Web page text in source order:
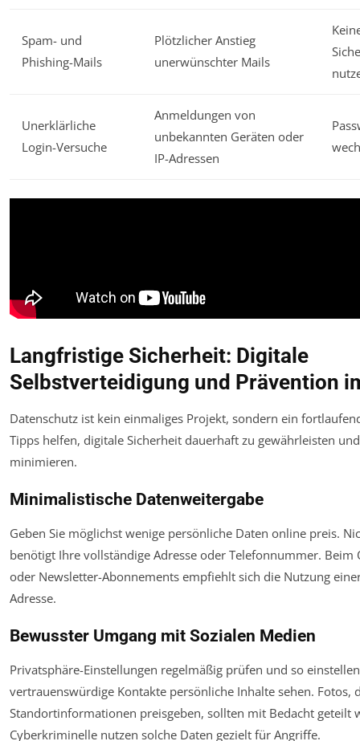
Spam- und
Phishing-Mails
Plötzlicher Anstieg
unerwünschter Mails
Unerklärliche
Login-Versuche
Anmeldungen von
unbekannten Geräten oder
IP-Adressen
Langfristige Sicherheit: Digitale
Selbstverteidigung und Prävention
Datenschutz ist kein einmaliges Projekt, sondern ein
Tipps helfen, digitale Sicherheit dauerhaft zu gewährleisten
minimieren.
Minimalistische Datenweitergabe
Geben Sie möglichst wenige persönliche Daten online preis.
benötigt Ihre vollständige Adresse oder Telefonnummer. Beim
oder Newsletter-Abonnements empfiehlt sich die Nutzung
Adresse.
Bewusster Umgang mit Sozialen Medien
Privatsphäre-Einstellungen regelmäßig prüfen und so
vertrauenswürdige Kontakte persönliche Inhalte sehen. Fotos,
Standortinformationen preisgeben, sollten mit Bedacht geteilt
Cyberkriminelle nutzen solche Daten gezielt für Angriffe.